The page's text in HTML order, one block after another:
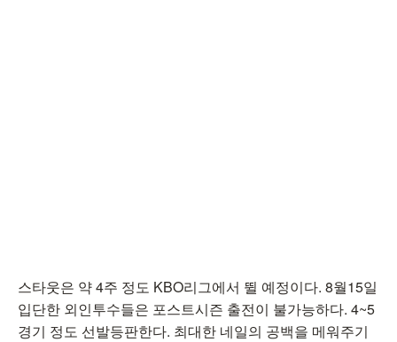
스타웃은 약 4주 정도 KBO리그에서 뛸 예정이다. 8월15일
입단한 외인투수들은 포스트시즌 출전이 불가능하다. 4~5
경기 정도 선발등판한다. 최대한 네일의 공백을 메워주기